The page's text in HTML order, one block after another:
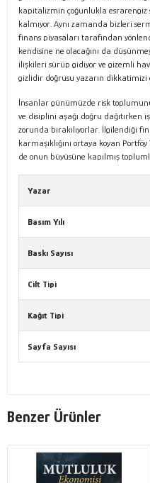
kapitalizmin çoğunlukla esrarengiz
kalmıyor. Aynı zamanda bizleri
finans piyasaları tarafından
kendisine ne olacağını da
ilişkileri sürüp gidiyor ve gizemli
gizlidir doğrusu yazarın dikkatimizi
İnsanlar günümüzde risk
ve disiplini aşağı doğru dağıtırken
zorunda bırakılıyorlar. İlgilendiği
karmaşıklığını ortaya koyan
de onun büyüsüne kapılmış
Yazar
Basım Yılı
Baskı Sayısı
Cilt Tipi
Kağıt Tipi
Sayfa Sayısı
Benzer Ürünler